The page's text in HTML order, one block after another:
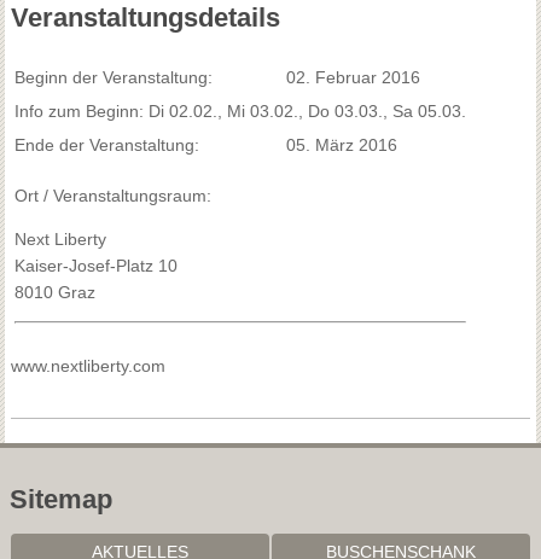
Veranstaltungsdetails
Beginn der Veranstaltung:
02. Februar 2016
Info zum Beginn: Di 02.02., Mi 03.02., Do 03.03., Sa 05.03.
Ende der Veranstaltung:
05. März 2016
Ort / Veranstaltungsraum:
Next Liberty
Kaiser-Josef-Platz 10
8010 Graz
www.nextliberty.com
Sitemap
AKTUELLES BUSCHENSCHANK